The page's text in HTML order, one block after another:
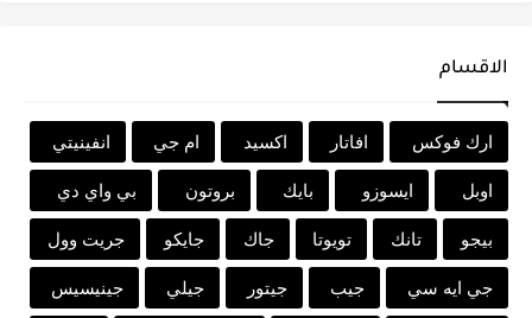
الاقسام
ارك فوكس افاتار اكسيد ام جي انفينيتي
اوبل ايسوزو بايك بروتون بي واي دي
بيجو تانك تويوتا جاك جايكو جريت وول
جي ايه سي جيب جيتور جيلي جينيسيس